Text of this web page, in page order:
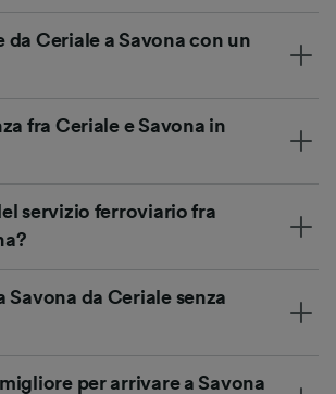
da Ceriale a Savona con un
fra Ceriale e Savona in
servizio ferroviario fra
Savona da Ceriale senza
per arrivare a Savona